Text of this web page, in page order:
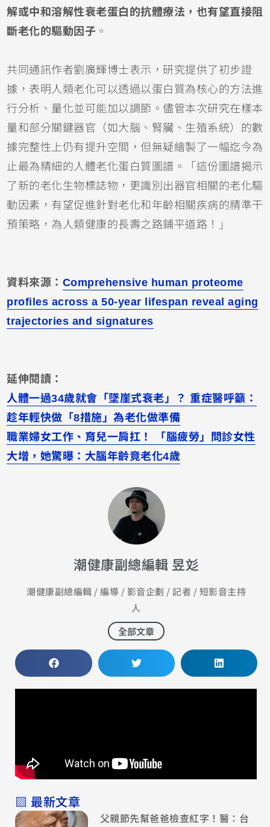
解或中和溶解性衰老蛋白的抗體療法，也有望直接阻
斷老化的驅動因子 。
共同通訊作者劉廣輝博士表示，研究提供了初步證
據，表明人類老化可以透過以蛋白質為核心的方法進
行分析、量化並可能加以調節。儘管本次研究在樣本
量和部分關鍵器官（如大腦、腎臟、生殖系統）的數
據完整性上仍有提升空間，但無疑繪製了一幅迄今為
止最為精細的人體老化蛋白質圖譜。「這份圖譜揭示
了新的老化生物標誌物，更識別出器官相關的老化驅
動因素，有望促進針對老化和年齡相關疾病的精準干
預策略，為人類健康的長壽之路鋪平道路！」
資料來源： Comprehensive human proteome
profiles across a 50-year lifespan reveal aging
trajectories and signatures
延伸閱讀：
人體一過34歲就會「墜崖式衰老」？ 重症醫呼籲：
趁年輕快做「8措施」為老化做準備
職業婦女工作、育兒一肩扛！ 「腦疲勞」問診女性
大增，她驚曝：大腦年齡竟老化4歲
潮健康副總編輯 昱彣
潮健康副總編輯 / 編導 / 影音企劃 / 記者 / 短影音主持
人
全部文章
▧ 最新文章
父親節先幫爸爸檢查紅字！醫：台